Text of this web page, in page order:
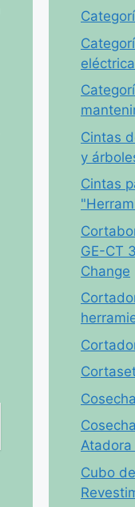
Cintas
y
Cintas
GE-CT
Change
Atadora
Cubo